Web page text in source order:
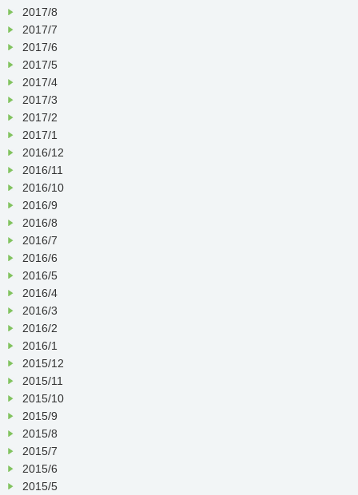
2017/8
2017/7
2017/6
2017/5
2017/4
2017/3
2017/2
2017/1
2016/12
2016/11
2016/10
2016/9
2016/8
2016/7
2016/6
2016/5
2016/4
2016/3
2016/2
2016/1
2015/12
2015/11
2015/10
2015/9
2015/8
2015/7
2015/6
2015/5